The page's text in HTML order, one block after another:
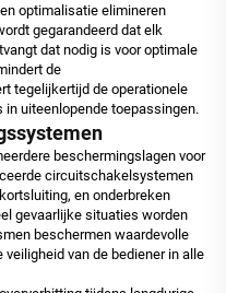
optimalisatie elimineren
gegarandeerd dat elk
dat nodig is voor optimale
de
tegelijkertijd de operationele
uiteenlopende toepassingen.
beschermingslagen voor
circuitschakelsystemen
en onderbreken
gevaarlijke situaties worden
beschermen waardevolle
van de bediener in alle